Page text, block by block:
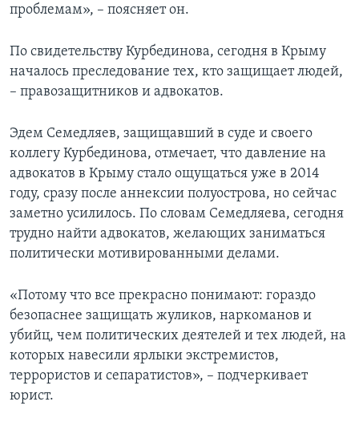
проблемам», – поясняет он.
По свидетельству Курбединова, сегодня в Крыму
началось преследование тех, кто защищает людей,
– правозащитников и адвокатов.
Эдем Семедляев, защищавший в суде и своего
коллегу Курбединова, отмечает, что давление на
адвокатов в Крыму стало ощущаться уже в 2014
году, сразу после аннексии полуострова, но сейчас
заметно усилилось. По словам Семедляева, сегодня
трудно найти адвокатов, желающих заниматься
политически мотивированными делами.
«Потому что все прекрасно понимают: гораздо
безопаснее защищать жуликов, наркоманов и
убийц, чем политических деятелей и тех людей, на
которых навесили ярлыки экстремистов,
террористов и сепаратистов», – подчеркивает
юрист.